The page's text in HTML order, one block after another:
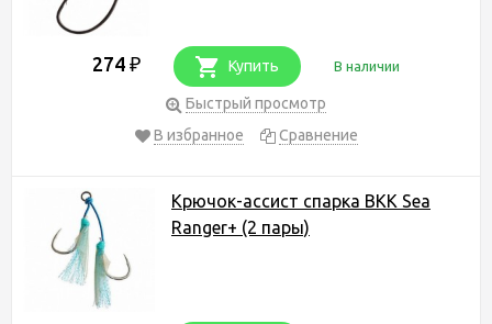
274 ₽ Купить В наличии
Быстрый просмотр
В избранное
Сравнение
Крючок-ассист спарка BKK Sea
Ranger+ (2 пары)